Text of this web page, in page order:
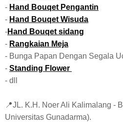
- Hand Bouqet Pengantin
- Hand Bouqet Wisuda
-Hand Bouqet sidang
- Rangkaian Meja
- Bunga Papan Dengan Segala
- Standing Flower
- dll
📍JL. K.H. Noer Ali Kalimalang -
Universitas Gunadarma).